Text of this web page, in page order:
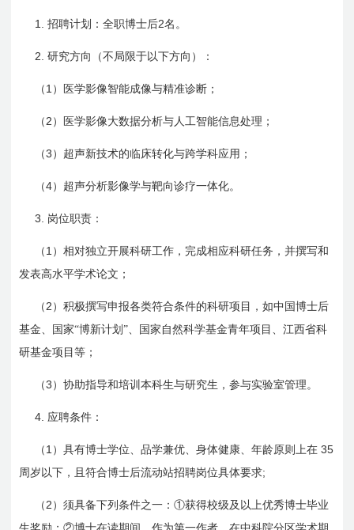
1.招聘计划：全职博士后2名。
2.研究方向（不局限于以下方向）：
（ 1 ）医学影像智能成像与精准诊断；
（ 2 ）医学影像大数据分析与人工智能信息处理；
（3 ）超声新技术的临床转化与跨学科应用；
（4）超声分析影像学与靶向诊疗一体化。
3. 岗位职责：
（ 1 ）相对独立开展科研工作，完成相应科研任务，并撰写和
发表高水平学术论文；
（ 2 ）积极撰写申报各类符合条件的科研项目，如中国博士后
基金、国家“博新计划”、国家自然科学基金青年项目、江西省科
研基金项目等；
（3 ）协助指导和培训本科生与研究生，参与实验室管理。
4. 应聘条件：
（ 1 ）具有博士学位、品学兼优、身体健康、年龄原则上在 35
周岁以下，且符合博士后流动站招聘岗位具体要求;
（ 2 ）须具备下列条件之一：①获得校级及以上优秀博士毕业